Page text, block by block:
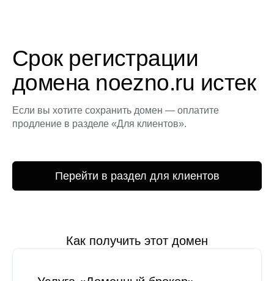
Срок регистрации
домена noezno.ru истек
Если вы хотите сохранить домен — оплатите
продление в разделе «Для клиентов».
Перейти в раздел для клиентов
Как получить этот домен